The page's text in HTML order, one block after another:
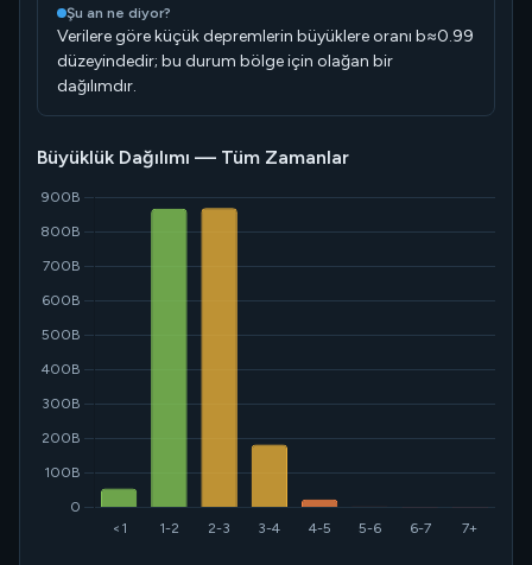
Şu an ne diyor?
Verilere göre küçük depremlerin büyüklere oranı b≈0.99
düzeyindedir; bu durum bölge için olağan bir
dağılımdır.
Büyüklük Dağılımı — Tüm Zamanlar